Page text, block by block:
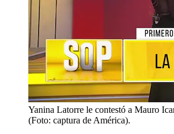
Yanina Latorre le contestó a Mauro
(Foto: captura de América).